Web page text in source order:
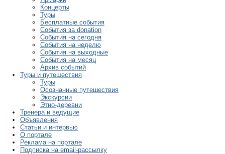
Концерты
Туры
Бесплатные события
События за donation
События на сегодня
События на неделю
События на выходные
События на месяц
Архив событий
Туры и путешествия
Туры
Осознанные путешествия
Экскурсии
Этно-деревни
Тренера и ведущие
Объявления
Статьи и интервью
О портале
Реклама на портале
Подписка на email-рассылку